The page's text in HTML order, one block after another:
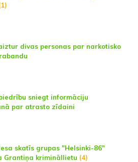
divas personas par narkotisko
sniegt informāciju
par atrasto zīdaini
skatīs grupas "Helsinki-86"
Grantiņa krimināllietu (4)